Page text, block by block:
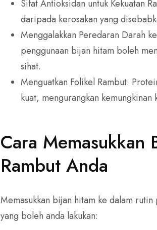
Sifat Antioksidan untuk Kekuatan
daripada kerosakan yang
Menggalakkan Peredaran Darah
penggunaan bijan hitam boleh
sihat.
Menguatkan Folikel Rambut:
kuat, mengurangkan kemungkinan
Cara Memasukkan
Rambut Anda
Memasukkan bijan hitam ke dalam
yang boleh anda lakukan: